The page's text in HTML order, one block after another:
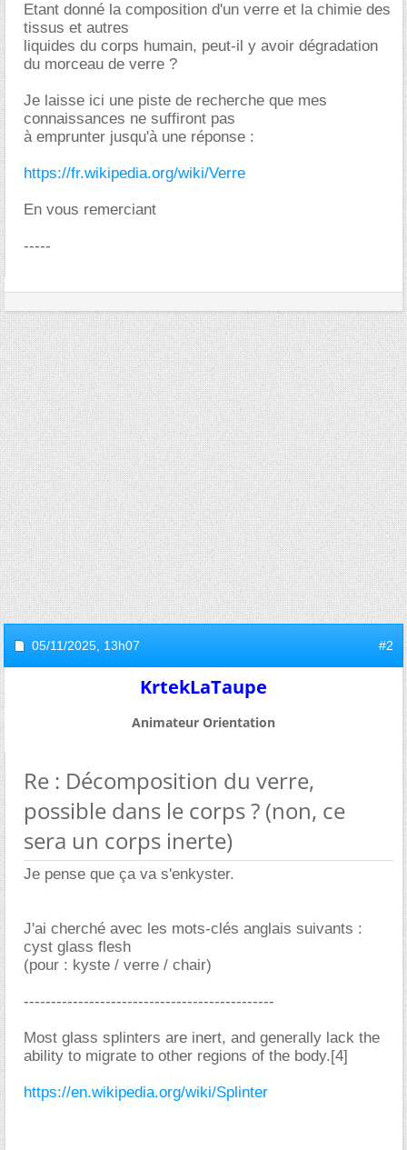
Etant donné la composition d'un verre et la chimie des
tissus et autres
liquides du corps humain, peut-il y avoir dégradation
du morceau de verre ?
Je laisse ici une piste de recherche que mes
connaissances ne suffiront pas
à emprunter jusqu'à une réponse :
https://fr.wikipedia.org/wiki/Verre
En vous remerciant
-----
05/11/2025, 13h07 #2
KrtekLaTaupe
Animateur Orientation
Re : Décomposition du verre,
possible dans le corps ? (non, ce
sera un corps inerte)
Je pense que ça va s'enkyster.
J'ai cherché avec les mots-clés anglais suivants :
cyst glass flesh
(pour : kyste / verre / chair)
----------------------------------------------
Most glass splinters are inert, and generally lack the
ability to migrate to other regions of the body.[4]
https://en.wikipedia.org/wiki/Splinter